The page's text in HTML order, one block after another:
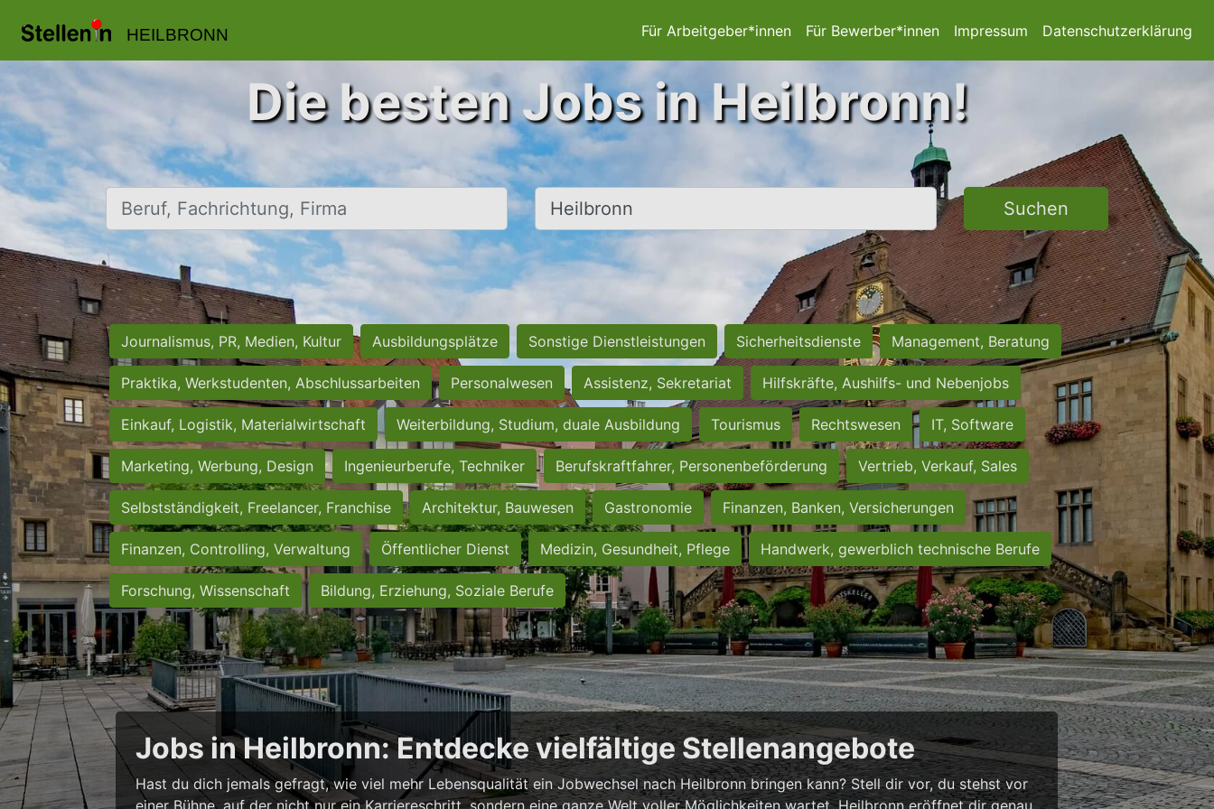
HEILBRONN Für Arbeitgeber*innen Für Bewerber*innen Impressum Datenschutzerklärung
Die besten Jobs in Heilbronn!
Beruf, Fachrichtung, Firma Ort, Stadt Suchen
Journalismus, PR, Medien, Kultur Ausbildungsplätze Sonstige Dienstleistungen Sicherheitsdienste Management, Beratung
Praktika, Werkstudenten, Abschlussarbeiten Personalwesen Assistenz, Sekretariat Hilfskräfte, Aushilfs- und Nebenjobs
Einkauf, Logistik, Materialwirtschaft Weiterbildung, Studium, duale Ausbildung Tourismus Rechtswesen IT, Software
Marketing, Werbung, Design Ingenieurberufe, Techniker Berufskraftfahrer, Personenbeförderung Vertrieb, Verkauf, Sales
Selbstständigkeit, Freelancer, Franchise Architektur, Bauwesen Gastronomie Finanzen, Banken, Versicherungen
Finanzen, Controlling, Verwaltung Öffentlicher Dienst Medizin, Gesundheit, Pflege Handwerk, gewerblich technische Berufe
Forschung, Wissenschaft Bildung, Erziehung, Soziale Berufe
Jobs in Heilbronn: Entdecke vielfältige Stellenangebote
Hast du dich jemals gefragt, wie viel mehr Lebensqualität ein Jobwechsel nach Heilbronn bringen kann? Stell dir vor, du stehst vor